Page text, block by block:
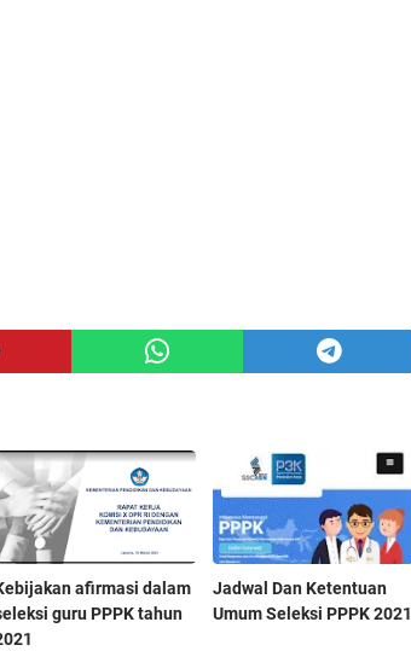
afirmasi dalam
guru PPPK tahun
Jadwal Dan Ketentuan
Umum Seleksi PPPK 2021